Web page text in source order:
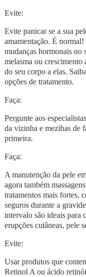
Evite:
Evite panicar se a sua
amamentação. É
mudanças hormonais no
melasma ou crescimento
do seu corpo a elas.
opções de tratamento.
Faça:
Pergunte aos
da vizinha e mezihas de
primeira.
Faça:
A manutenção da pele
agora também
tratamentos mais fortes,
seguros durante a
intervalo são ideais para
erupções cutâneas, pele
Evite:
Usar produtos que
Retinol A ou ácido